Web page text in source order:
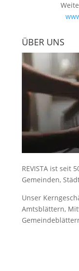
ÜBER UNS
REVISTA ist seit
Gemeinden,
Unser
Amtsblättern,